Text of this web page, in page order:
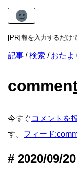
[PR]
情報を入力するだけ
記事 検索 おたよ
commen
今すぐコメントを
す。 フィード
2020/09/